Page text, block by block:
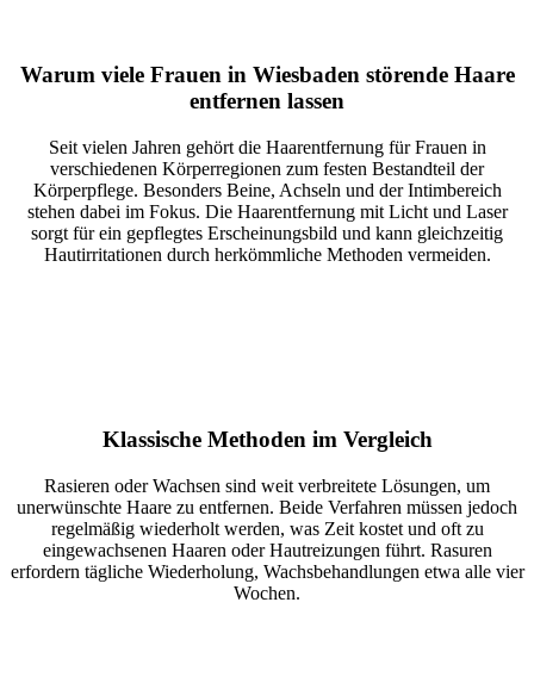
Warum viele Frauen in Wiesbaden störende Haare
entfernen lassen
Seit vielen Jahren gehört die Haarentfernung für Frauen in
verschiedenen Körperregionen zum festen Bestandteil der
Körperpflege. Besonders Beine, Achseln und der Intimbereich
stehen dabei im Fokus. Die Haarentfernung mit Licht und Laser
sorgt für ein gepflegtes Erscheinungsbild und kann gleichzeitig
Hautirritationen durch herkömmliche Methoden vermeiden.
Klassische Methoden im Vergleich
Rasieren oder Wachsen sind weit verbreitete Lösungen, um
unerwünschte Haare zu entfernen. Beide Verfahren müssen jedoch
regelmäßig wiederholt werden, was Zeit kostet und oft zu
eingewachsenen Haaren oder Hautreizungen führt. Rasuren
erfordern tägliche Wiederholung, Wachsbehandlungen etwa alle vier
Wochen.